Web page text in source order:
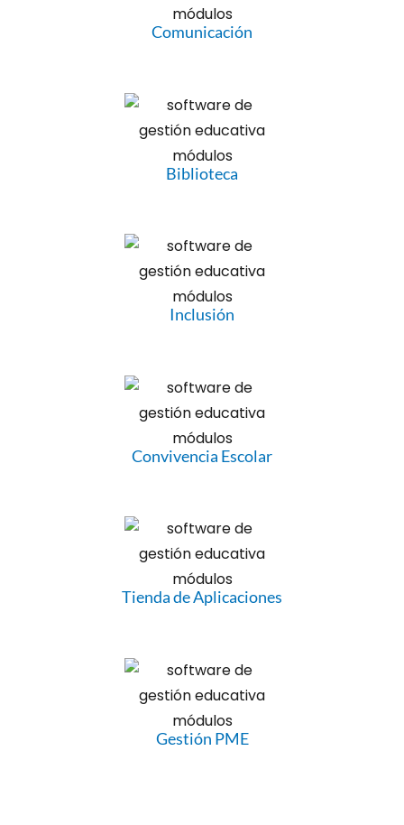
Comunicación
Biblioteca
Inclusión
Convivencia Escolar
Tienda de Aplicaciones
Gestión PME